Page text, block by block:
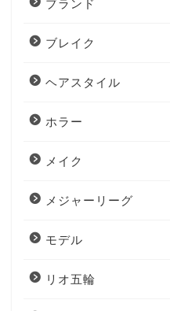
ブランド
ブレイク
ヘアスタイル
ホラー
メイク
メジャーリーグ
モデル
リオ五輪